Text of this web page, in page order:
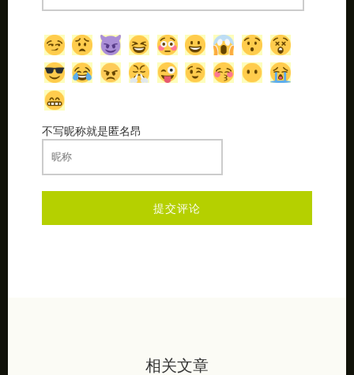
不写昵称就是匿名昂
相关文章